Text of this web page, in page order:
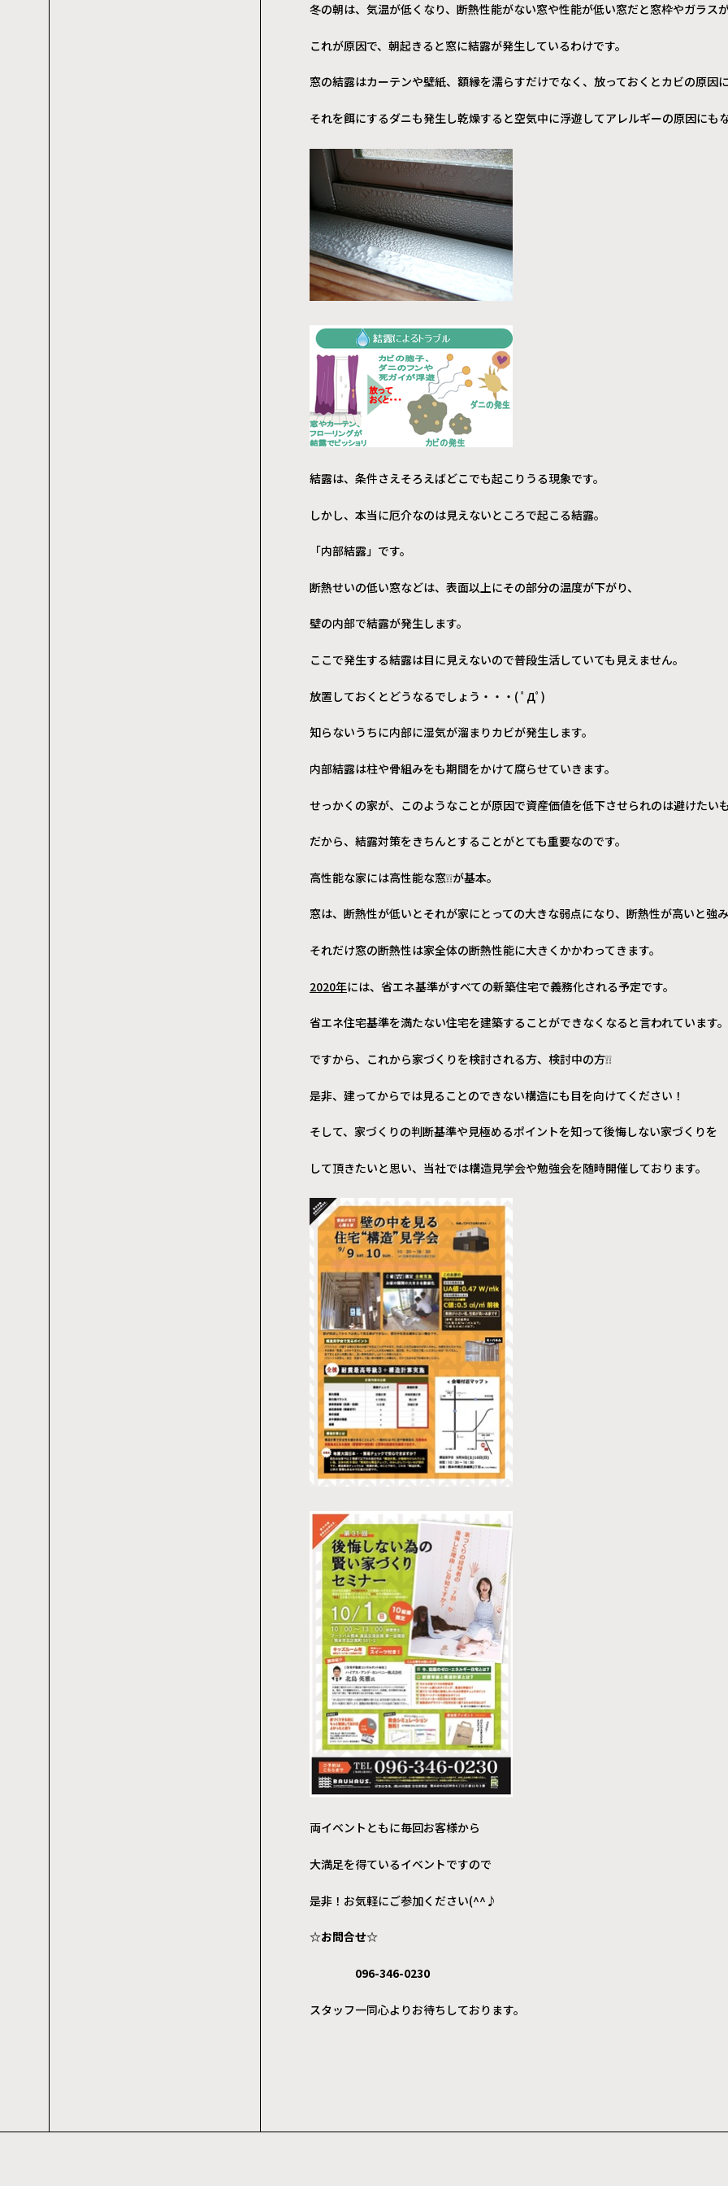
冬の朝は、気温が低くなり、断熱性能がない窓や性能が低い窓だと窓枠やガラスが
これが原因で、朝起きると窓に結露が発生しているわけです。
窓の結露はカーテンや壁紙、額縁を濡らすだけでなく、放っておくとカビの原因に
それを餌にするダニも発生し乾燥すると空気中に浮遊してアレルギーの原因にもな
結露は、条件さえそろえばどこでも起こりうる現象です。
しかし、本当に厄介なのは見えないところで起こる結露。
「内部結露」です。
断熱せいの低い窓などは、表面以上にその部分の温度が下がり、
壁の内部で結露が発生します。
ここで発生する結露は目に見えないので普段生活していても見えません。
放置しておくとどうなるでしょう・・・( ﾟДﾟ)
知らないうちに内部に湿気が溜まりカビが発生します。
内部結露は柱や骨組みをも期間をかけて腐らせていきます。
せっかくの家が、このようなことが原因で資産価値を低下させられのは避けたいも
だから、結露対策をきちんとすることがとても重要なのです。
高性能な家には高性能な窓❕❕が基本。
窓は、断熱性が低いとそれが家にとっての大きな弱点になり、断熱性が高いと強み
それだけ窓の断熱性は家全体の断熱性能に大きくかかわってきます。
2020年には、省エネ基準がすべての新築住宅で義務化される予定です。
省エネ住宅基準を満たない住宅を建築することができなくなると言われています。
ですから、これから家づくりを検討される方、検討中の方❕❕
是非、建ってからでは見ることのできない構造にも目を向けてください！
そして、家づくりの判断基準や見極めるポイントを知って後悔しない家づくりを
して頂きたいと思い、当社では構造見学会や勉強会を随時開催しております。
両イベントともに毎回お客様から
大満足を得ているイベントですので
是非！お気軽にご参加ください(^^♪
☆お問合せ☆
096-346-0230
スタッフ一同心よりお待ちしております。